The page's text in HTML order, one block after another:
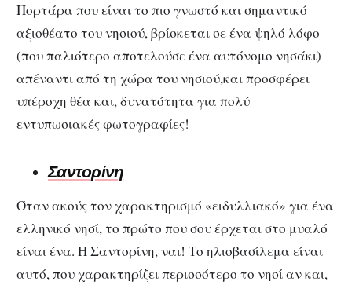
Πορτάρα που είναι το πιο γνωστό και σημαντικό
αξιοθέατο του νησιού, βρίσκεται σε ένα ψηλό λόφο
(που παλιότερο αποτελούσε ένα αυτόνομο νησάκι)
απέναντι από τη χώρα του νησιού,και προσφέρει
υπέροχη θέα και, δυνατότητα για πολύ
εντυπωσιακές φωτογραφίες!
Σαντορίνη
Όταν ακούς τον χαρακτηρισμό «ειδυλλιακό» για ένα
ελληνικό νησί, το πρώτο που σου έρχεται στο μυαλό
είναι ένα. Η Σαντορίνη, ναι! Το ηλιοβασίλεμα είναι
αυτό, που χαρακτηρίζει περισσότερο το νησί αν και,